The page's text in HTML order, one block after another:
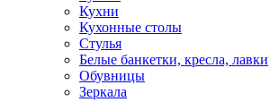
Кухни
Кухонные столы
Стулья
Белые банкетки, кресла, лавки
Обувницы
Зеркала